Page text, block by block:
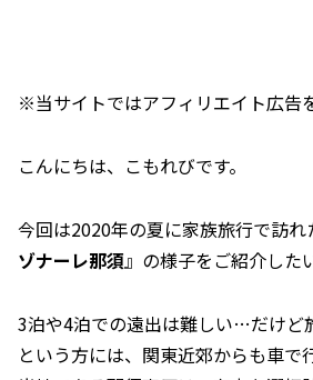
※当サイトではアフィリエイト広告
こんにちは、こもれびです。
今回は2020年の夏に家族旅行で訪れ
ゾナーレ那須』の様子をご紹介した
3泊や4泊での遠出は難しい…だけど
という方には、関東近郊からも車で